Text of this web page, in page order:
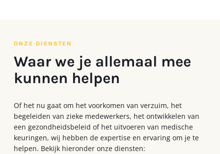
ONZE DIENSTEN
Waar we je allemaal mee
kunnen helpen
Of het nu gaat om het voorkomen van verzuim, het
begeleiden van zieke medewerkers, het ontwikkelen van
een gezondheidsbeleid of het uitvoeren van medische
keuringen, wij hebben de expertise en ervaring om je te
helpen. Bekijk hieronder onze diensten: